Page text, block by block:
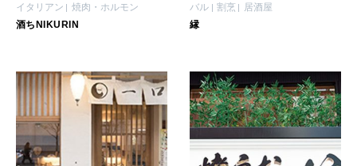
イタリアン 焼肉・ホルモン
酒ちNIKURIN
バル 割烹 居酒屋
縁